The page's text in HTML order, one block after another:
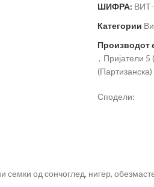
ШИФРА:
Категории
Производот
, Пријатели
Сподели:
од сончоглед, нигер,